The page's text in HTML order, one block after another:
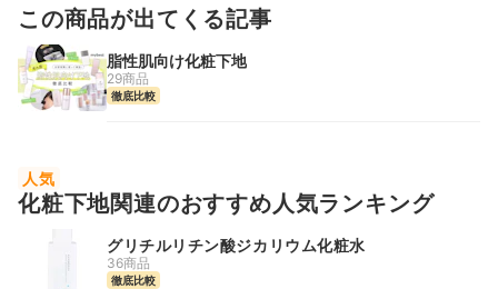
この商品が出てくる記事
脂性肌向け化粧下地
29商品
徹底比較
人気
化粧下地関連のおすすめ人気ランキング
グリチルリチン酸ジカリウム化粧水
36商品
徹底比較